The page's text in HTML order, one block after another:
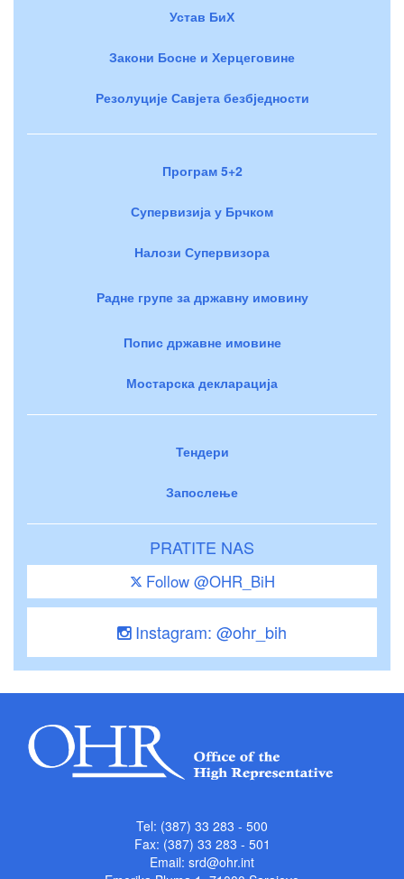
Устав БиХ
Закони Босне и Херцеговине
Резолуције Савјета безбједности
Програм 5+2
Супервизија у Брчком
Налози Супервизора
Радне групе за државну имовину
Попис државне имовине
Мостарска декларација
Тендери
Запослење
PRATITE NAS
Follow @OHR_BiH
Instagram: @ohr_bih
Tel: (387) 33 283 - 500
Fax: (387) 33 283 - 501
Email: srd@ohr.int